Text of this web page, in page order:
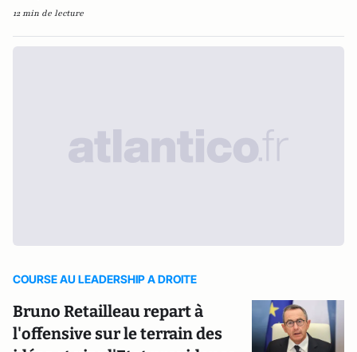
12 min de lecture
COURSE AU LEADERSHIP A DROITE
Bruno Retailleau repart à
l'offensive sur le terrain des